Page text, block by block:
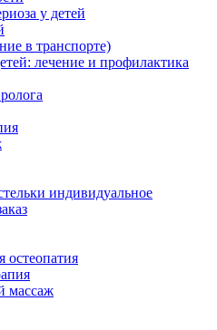
у детей
в транспорте)
лечение и профилактика
индивидуальное
остеопатия
массаж